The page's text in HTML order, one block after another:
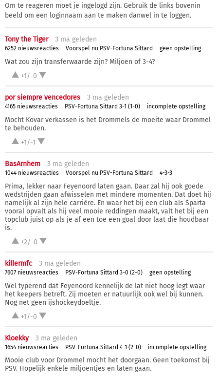
Om te reageren moet je ingelogd zijn. Gebruik de links bovenin
beeld om een loginnaam aan te maken danwel in te loggen.
Tony the Tiger 3 ma geleden
6252 nieuwsreacties Voorspel nu PSV-Fortuna Sittard geen opstelling
Wat zou zijn transferwaarde zijn? Miljoen of 3-4?
+1/-0
por siempre vencedores 3 ma geleden
4165 nieuwsreacties PSV-Fortuna Sittard 3-1 (1-0) incomplete opstelling
Mocht Kovar verkassen is het Drommels de moeite waar Drommel
te behouden.
+1/-1
BasArnhem 3 ma geleden
1044 nieuwsreacties Voorspel nu PSV-Fortuna Sittard 4-3-3
Prima, lekker naar Feyenoord laten gaan. Daar zal hij ook goede
wedstrijden gaan afwisselen met mindere momenten. Dat doet hij
namelijk al zijn hele carrière. En waar het bij een club als Sparta
vooral opvalt als hij veel mooie reddingen maakt, valt het bij een
topclub juist op als je af een toe een goal door laat die houdbaar
is.
+2/-0
killermfc 3 ma geleden
7607 nieuwsreacties PSV-Fortuna Sittard 3-0 (2-0) geen opstelling
Wel typerend dat Feyenoord kennelijk de lat niet hoog legt waar
het keepers betreft. Zij moeten er natuurlijk ook wel bij kunnen.
Nog net geen ijshockeydoeltje.
+1/-0
Kloekky 3 ma geleden
1654 nieuwsreacties PSV-Fortuna Sittard 4-1 (2-0) incomplete opstelling
Mooie club voor Drommel mocht het doorgaan. Geen toekomst bij
PSV. Hopelijk enkele miljoentjes en laten gaan.